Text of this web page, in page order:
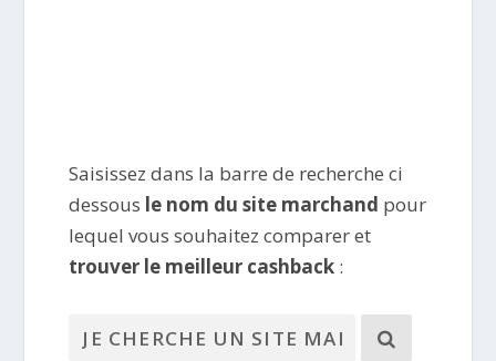
Saisissez dans la barre de recherche ci
dessous le nom du site marchand pour
lequel vous souhaitez comparer et
trouver le meilleur cashback :